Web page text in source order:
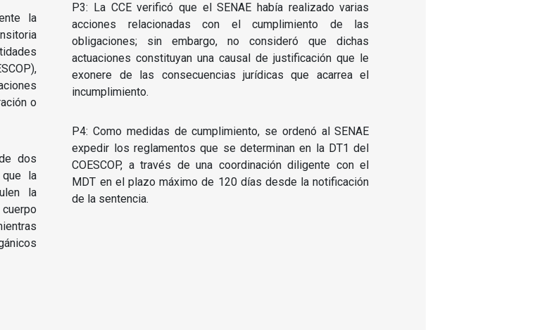
la
o
dos
la
la
P3: La CCE verificó que el SENAE había realizado varias
acciones relacionadas con el cumplimiento de las
obligaciones; sin embargo, no consideró que dichas
actuaciones constituyan una causal de justificación que le
exonere de las consecuencias jurídicas que acarrea el
incumplimiento.
P4: Como medidas de cumplimiento, se ordenó al SENAE
expedir los reglamentos que se determinan en la DT1 del
COESCOP, a través de una coordinación diligente con el
MDT en el plazo máximo de 120 días desde la notificación
de la sentencia.